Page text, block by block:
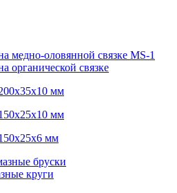
медно-оловянной связке MS-1
органической связке
мм
мм
мм
бруски
круги